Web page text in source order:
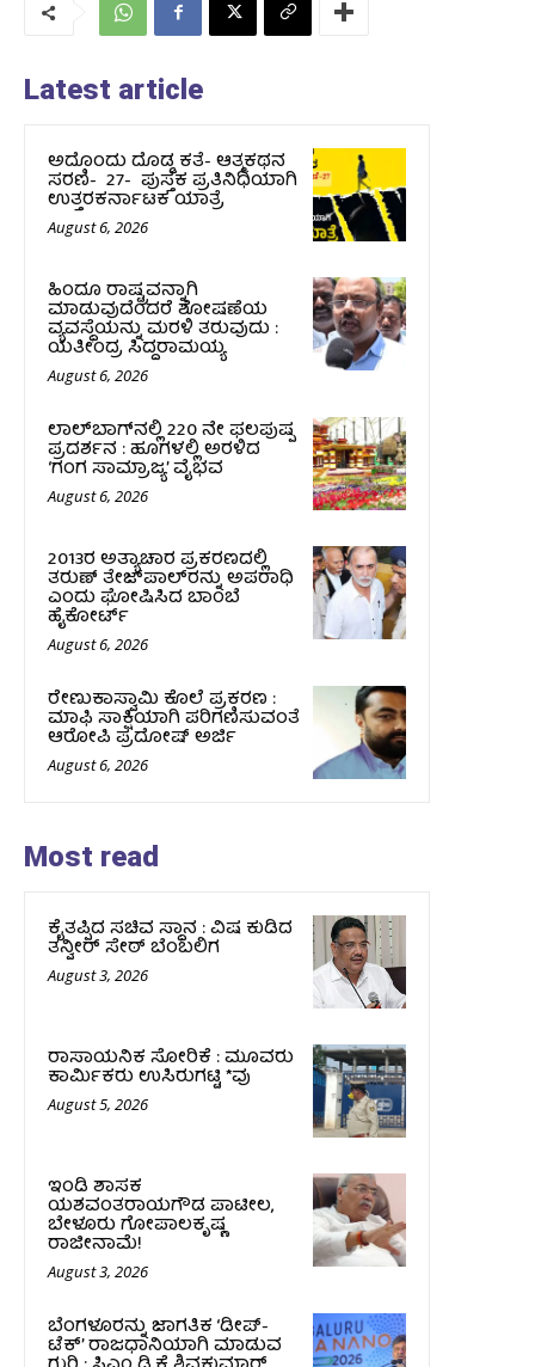
Latest article
ಅದೊಂದು ದೊಡ್ಡ ಕತೆ- ಆತ್ಮಕಥನ
ಸರಣಿ- 27- ಪುಸ್ತಕ ಪ್ರತಿನಿಧಿಯಾಗಿ
ಉತ್ತರಕರ್ನಾಟಕ ಯಾತ್ರೆ
August 6, 2026
ಹಿಂದೂ ರಾಷ್ಟ್ರವನ್ನಾಗಿ
ಮಾಡುವುದೆಂದರೆ ಶೋಷಣೆಯ
ವ್ಯವಸ್ಥೆಯನ್ನು ಮರಳಿ ತರುವುದು :
ಯತೀಂದ್ರ ಸಿದ್ದರಾಮಯ್ಯ
August 6, 2026
ಲಾಲ್‍ಬಾಗ್‍ನಲ್ಲಿ 220 ನೇ ಫಲಪುಷ್ಪ
ಪ್ರದರ್ಶನ : ಹೂಗಳಲ್ಲಿ ಅರಳಿದ
‘ಗಂಗ ಸಾಮ್ರಾಜ್ಯ’ ವೈಭವ
August 6, 2026
2013ರ ಅತ್ಯಾಚಾರ ಪ್ರಕರಣದಲ್ಲಿ
ತರುಣ್ ತೇಜ್‌ಪಾಲ್‌ರನ್ನು ಅಪರಾಧಿ
ಎಂದು ಘೋಷಿಸಿದ ಬಾಂಬೆ
ಹೈಕೋರ್ಟ್
August 6, 2026
ರೇಣುಕಾಸ್ವಾಮಿ ಕೊಲೆ ಪ್ರಕರಣ :
ಮಾಫಿ ಸಾಕ್ಷಿಯಾಗಿ ಪರಿಗಣಿಸುವಂತೆ
ಆರೋಪಿ ಪ್ರದೋಷ್‌ ಅರ್ಜಿ
August 6, 2026
Most read
ಕೈತಪ್ಪಿದ ಸಚಿವ ಸ್ಥಾನ : ವಿಷ ಕುಡಿದ
ತನ್ವೀರ್‌ ಸೇಠ್‌ ಬೆಂಬಲಿಗ
August 3, 2026
ರಾಸಾಯನಿಕ ಸೋರಿಕೆ : ಮೂವರು
ಕಾರ್ಮಿಕರು ಉಸಿರುಗಟ್ಟಿ *ವು
August 5, 2026
ಇಂಡಿ ಶಾಸಕ
ಯಶವಂತರಾಯಗೌಡ ಪಾಟೀಲ,
ಬೇಳೂರು ಗೋಪಾಲಕೃಷ್ಣ
ರಾಜೀನಾಮೆ!
August 3, 2026
ಬೆಂಗಳೂರನ್ನು ಜಾಗತಿಕ ‘ಡೀಪ್-
ಟೆಕ್’ ರಾಜಧಾನಿಯಾಗಿ ಮಾಡುವ